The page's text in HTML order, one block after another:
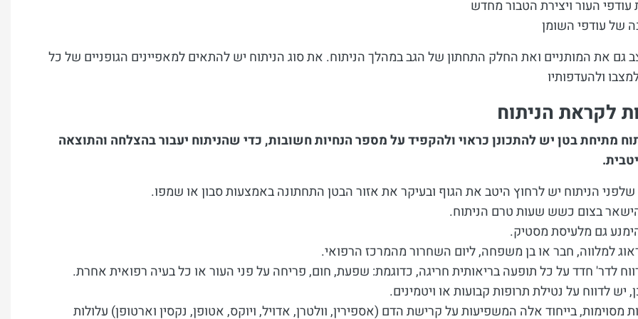
העור ויצירת הטבור מחדש
של עודפי השומן
גם את המותניים ואת החלק התחתון של הגב במהלך הניתוח. את סוג הניתוח יש להתאים למאפיינים הגופניים של כל
ולהעדפותיו
לקראת הניתוח
מתיחת בטן יש להתכונן כראוי ולהקפיד על מספר הנחיות חשובות, כדי שהניתוח יעבור בהצלחה והתוצאה
הניתוח יש לרחוץ היטב את הגוף ובעיקר את אזור הבטן התחתונה באמצעות סבון או שמפו.
בצום כשש שעות טרם הניתוח.
גם מלעיסת מסטיק.
למלווה, חבר או בן משפחה, ליום השחרור מהמרכז הרפואי.
לדר' חדד על כל תופעה בריאותית חריגה, כדוגמת: שפעת, חום, פריחה על פני העור או כל בעיה רפואית אחרת.
יש לדווח על נטילת תרופות קבועות או ויטמינים.
מסוימות, בייחוד אלה המשפיעות על קרישת הדם (אספירין, וולטרן, אדויל, ויוקס, אטופן, נקסין וארטופן) עלולות